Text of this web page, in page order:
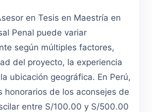
en Tesis en Maestría en
Penal puede variar
según múltiples factores,
del proyecto, la experiencia
ubicación geográfica. En Perú,
honorarios de los aconsejes de
entre S/100.00 y S/500.00